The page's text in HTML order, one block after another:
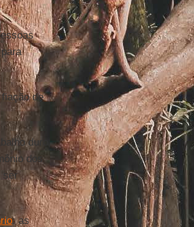
de
duro
dos
ser
: as